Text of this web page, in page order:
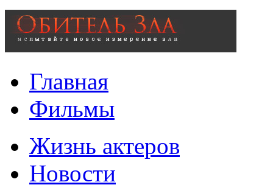
Главная
Фильмы
Жизнь актеров
Новости